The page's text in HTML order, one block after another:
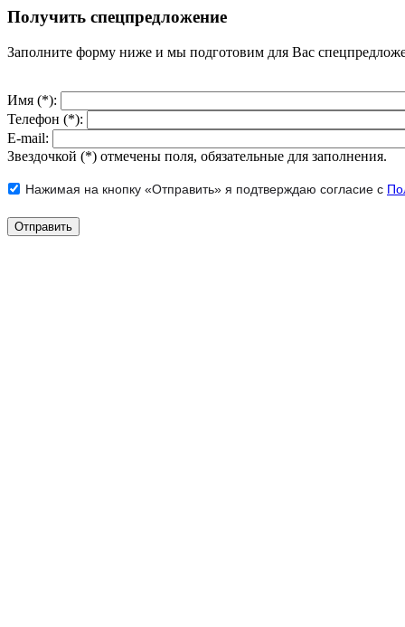
Получить спецпредложение
Заполните форму ниже и мы подготовим для Вас
Имя (*):
Телефон (*):
E-mail:
Звездочкой (*) отмечены поля, обязательные для заполнения.
Нажимая на кнопку «Отправить» я подтверждаю согласие с